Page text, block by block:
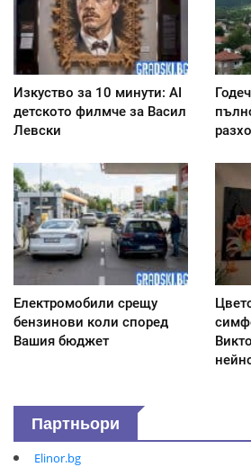
Изкуство за 10 минути: AI
детското филмче за Васил
Левски
Електромобили срещу
бензинови коли според
Вашия бюджет
Партньори
Elinor.bg